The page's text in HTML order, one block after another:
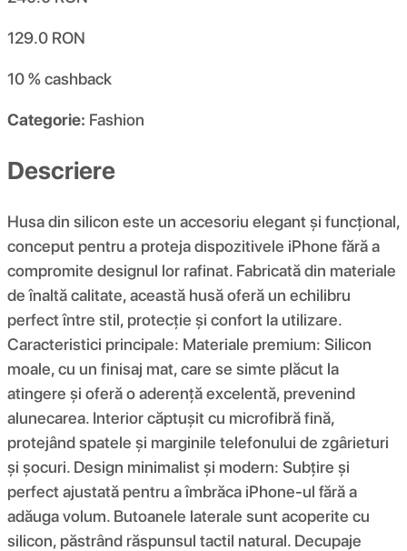
129.0 RON
10 %cashback
Categorie: Fashion
Descriere
Husa din silicon este un accesoriu elegant și funcțional,
conceput pentru a proteja dispozitivele iPhone fără a
compromite designul lor rafinat. Fabricată din materiale
de înaltă calitate, această husă oferă un echilibru
perfect între stil, protecție și confort la utilizare.
Caracteristici principale: Materiale premium: Silicon
moale, cu un finisaj mat, care se simte plăcut la
atingere și oferă o aderență excelentă, prevenind
alunecarea. Interior căptușit cu microfibră fină,
protejând spatele și marginile telefonului de zgârieturi
și șocuri. Design minimalist și modern: Subțire și
perfect ajustată pentru a îmbrăca iPhone-ul fără a
adăuga volum. Butoanele laterale sunt acoperite cu
silicon, păstrând răspunsul tactil natural. Decupaje